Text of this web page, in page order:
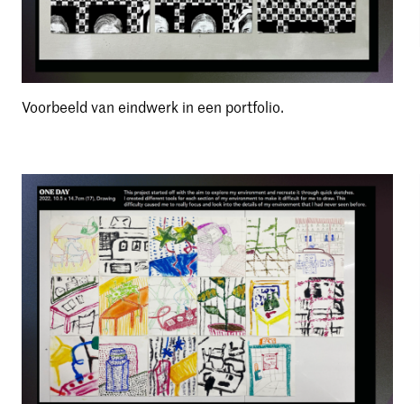
Voorbeeld van eindwerk in een portfolio.